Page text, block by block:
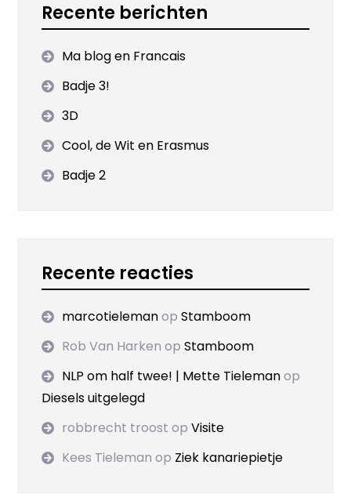
Recente berichten
Ma blog en Francais
Badje 3!
3D
Cool, de Wit en Erasmus
Badje 2
Recente reacties
marcotielemanopStamboom
Rob Van Harken opStamboom
NLP om half twee! | Mette Tielemanop
Diesels uitgelegd
robbrecht troost opVisite
Kees Tieleman op Ziek kanariepietje